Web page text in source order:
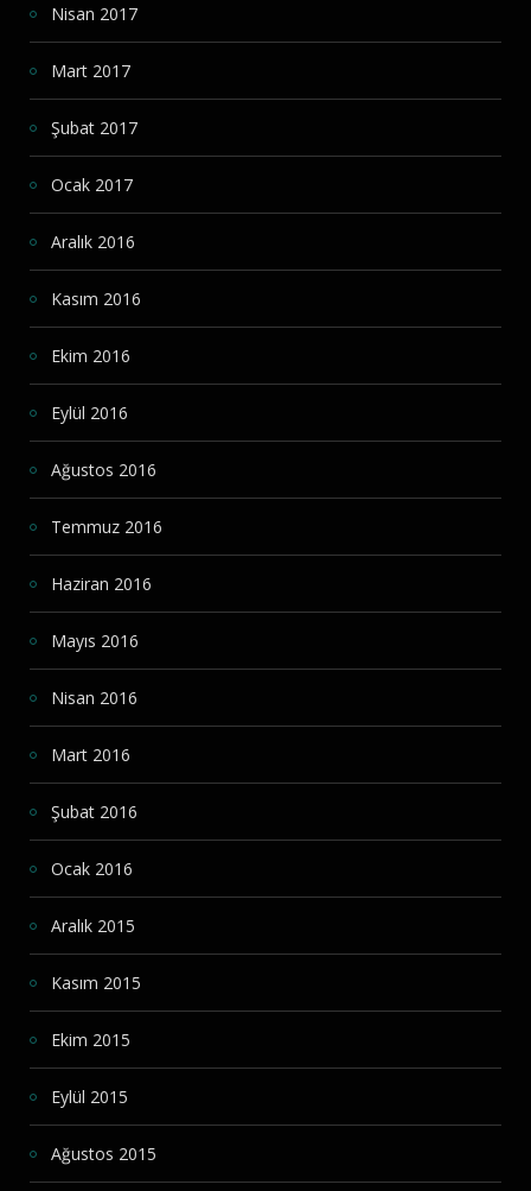
Nisan 2017
Mart 2017
Şubat 2017
Ocak 2017
Aralık 2016
Kasım 2016
Ekim 2016
Eylül 2016
Ağustos 2016
Temmuz 2016
Haziran 2016
Mayıs 2016
Nisan 2016
Mart 2016
Şubat 2016
Ocak 2016
Aralık 2015
Kasım 2015
Ekim 2015
Eylül 2015
Ağustos 2015